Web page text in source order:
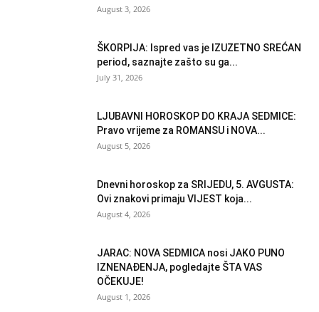
August 3, 2026
ŠKORPIJA: Ispred vas je IZUZETNO SREĆAN
period, saznajte zašto su ga...
July 31, 2026
LJUBAVNI HOROSKOP DO KRAJA SEDMICE:
Pravo vrijeme za ROMANSU i NOVA...
August 5, 2026
Dnevni horoskop za SRIJEDU, 5. AVGUSTA:
Ovi znakovi primaju VIJEST koja...
August 4, 2026
JARAC: NOVA SEDMICA nosi JAKO PUNO
IZNENAĐENJA, pogledajte ŠTA VAS
OČEKUJE!
August 1, 2026